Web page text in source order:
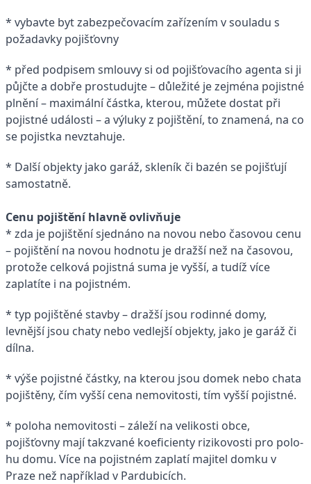
* vybavte byt zabezpečovacím zařízením v souladu s
požadavky pojišťovny
* před podpisem smlouvy si od pojišťovacího agenta si ji
půjčte a dobře prostudujte – důležité je zejména pojistné
plnění – maximální částka, kterou, můžete dostat při
pojistné události – a výluky z pojištění, to znamená, na co
se pojistka nevztahuje.
* Další objekty jako garáž, skleník či bazén se pojišťují
samostatně.
Cenu pojištění hlavně ovlivňuje
* zda je pojištění sjednáno na novou nebo časovou cenu
– pojištění na novou hodnotu je dražší než na časovou,
protože celková pojistná suma je vyšší, a tudíž více
zaplatíte i na pojistném.
* typ pojištěné stavby – dražší jsou rodinné domy,
levnější jsou chaty nebo vedlejší objekty, jako je garáž či
dílna.
* výše pojistné částky, na kterou jsou domek nebo chata
pojištěny, čím vyšší cena nemovitosti, tím vyšší pojistné.
* poloha nemovitosti – záleží na velikosti obce,
pojišťovny mají takzvané koeficienty rizikovosti pro polo-
hu domu. Více na pojistném zaplatí majitel domku v
Praze než například v Pardubicích.